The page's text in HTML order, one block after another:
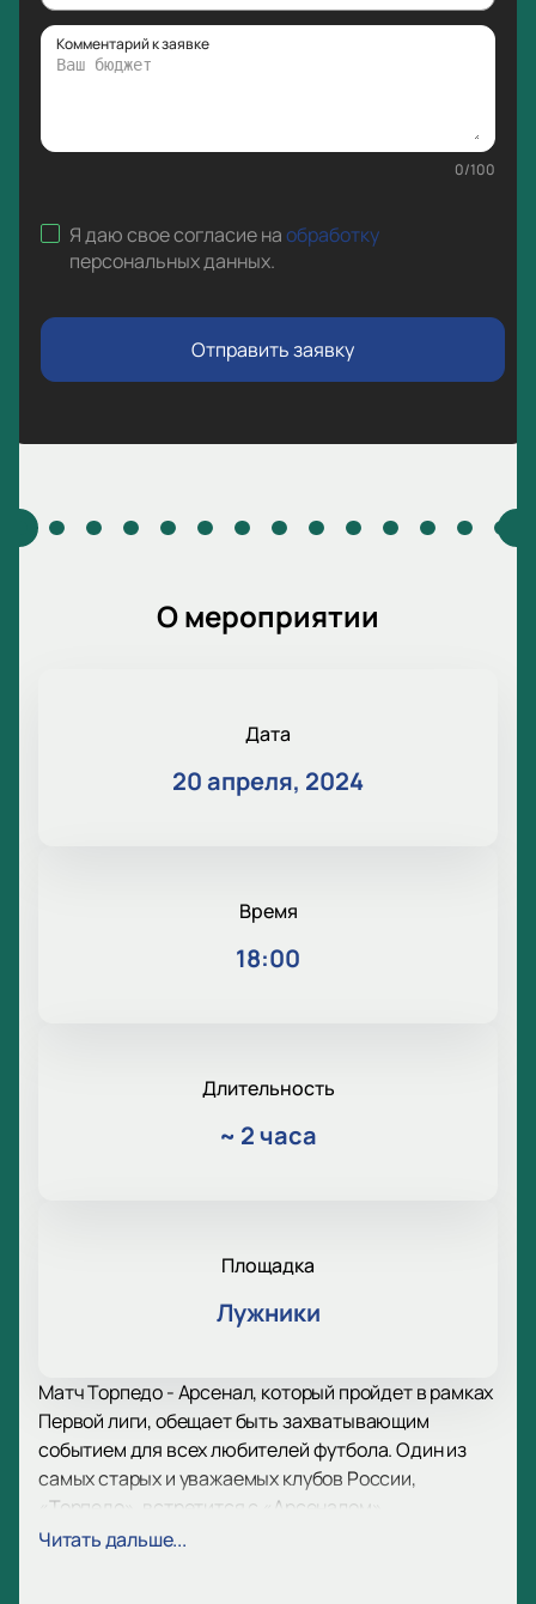
Комментарий к заявке
0/100
Я даю свое согласие наобработку
персональных данных.
Отправить заявку
О мероприятии
Дата
20 апреля, 2024
Время
18:00
Длительность
~ 2 часа
Площадка
Лужники
Матч Торпедо - Арсенал, который пройдет в рамках
Первой лиги, обещает быть захватывающим
событием для всех любителей футбола. Один из
самых старых и уважаемых клубов России,
«Торпедо», встретится с «Арсеналом»,
представляющим Тулу.
Читать дальше...